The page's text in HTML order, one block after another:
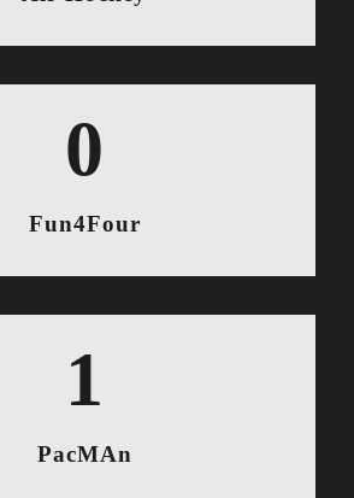
0
Fun4Four
1
PacMAn